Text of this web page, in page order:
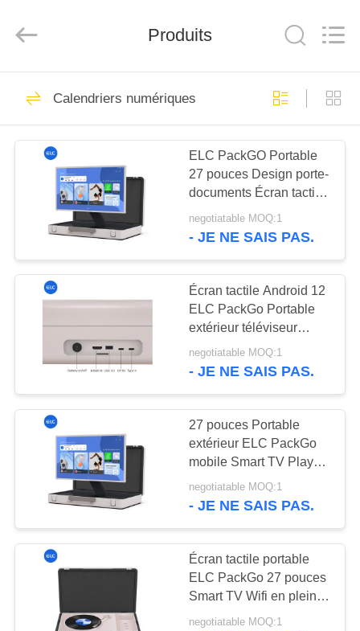
MAISON
PRODUITS
SUJET
NOUS
VISITE
D'USINE
CONTRÔLE
DE
QUALITÉ
CONTACTEZ-
NOUS
DEMANDEZ
UNE
Ltd..
Affichages
numériques
246
Solutions
d'affichage pour
restaurants
28
Téléviseur intelligent
85
Produits
Calendriers numériques
ELC PackGO Portable
27 pouces Design porte-
documents Écran tactile
Système Android Écran
TV intelligent pour le
negotiatable MOQ:1
- JE NE SAIS PAS.
Écran tactile Android 12
ELC PackGo Portable
extérieur téléviseur
intelligent HD
télécommande
negotiatable MOQ:1
- JE NE SAIS PAS.
27 pouces Portable
extérieur ELC PackGo
mobile Smart TV Player
Écran tactile
negotiatable MOQ:1
- JE NE SAIS PAS.
Écran tactile portable
ELC PackGo 27 pouces
Smart TV Wifi en plein
negotiatable MOQ:1